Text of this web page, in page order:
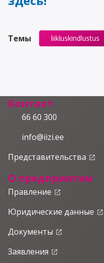
Темы liikluskindlustus
Контакт
66 60 300
info@iizi.ee
Представительства launch
О предприятии
Правление launch
Юридические данные launch
Документы launch
Заявления launch